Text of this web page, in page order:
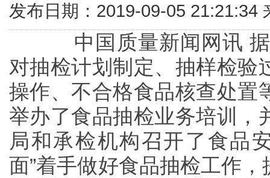
发布日期：2019-09-05 21:21:34
中国质量新闻网讯 据
对抽检计划制定、抽样检验
操作、不合格食品核查处置
举办了食品抽检业务培训，
局和承检机构召开了食品
面”着手做好食品抽检工作